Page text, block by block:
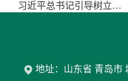
习近平总书记引导树立和践行正确政绩
地址：山东省 青岛市